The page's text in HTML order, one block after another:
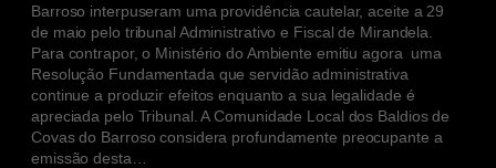
Barroso interpuseram uma providência cautelar, aceite a 29
de maio pelo tribunal Administrativo e Fiscal de Mirandela.
Para contrapor, o Ministério do Ambiente emitiu agora uma
Resolução Fundamentada que servidão administrativa
continue a produzir efeitos enquanto a sua legalidade é
apreciada pelo Tribunal. A Comunidade Local dos Baldios de
Covas do Barroso considera profundamente preocupante a
emissão desta…